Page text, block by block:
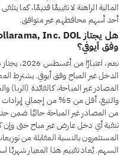
المالية الراهنة لا تقييمًا قديمًا، كما
أحد أسهم محافظهم غير متوافق.
وفق أيوفي؟
المصادر غير المباحة، كالفائدة (الربا)
تنقية أي دخل عارض غير مباح حتى
المستثمرون بالنسبة المقابلة من
السهم. يُعاد تقييم هذا المعيار شهريًا